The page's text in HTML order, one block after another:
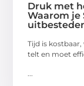
Druk met
Waarom je
Tijd is
telt en moet